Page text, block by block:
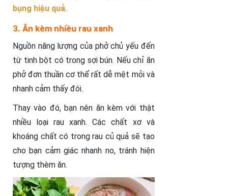
bụng hiệu quả.
3. Ăn kèm nhiều rau xanh
Nguồn năng lượng của phở chủ yếu đến
từ tinh bột có trong sợi bún. Nếu chỉ ăn
phở đơn thuần cơ thể rất dễ mệt mỏi và
nhanh cảm thấy đói.
Thay vào đó, bạn nên ăn kèm với thật
nhiều loại rau xanh. Các chất xơ và
khoáng chất có trong rau củ quả sẽ tạo
cho bạn cảm giác nhanh no, tránh hiện
tượng thèm ăn.